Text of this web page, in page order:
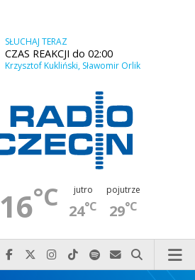
SŁUCHAJ TERAZ
CZAS REAKCJI do 02:00
Krzysztof Kukliński, Sławomir Orlik
16°C jutro
24°C
pojutrze
29°C
Najlepiej po prostu do nas zadzwoń
Odwiedź nas na Facebook-u
Odwiedź nas na X
Odwiedź nas na Instagram-ie
Odwiedź nas na TikTok-u
Szukaj nas na Spotify
Wyślij do nas
Szukaj